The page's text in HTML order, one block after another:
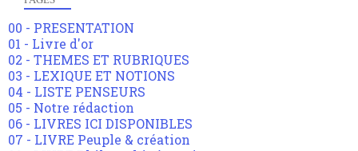
00 - PRESENTATION
01 - Livre d'or
02 - THEMES ET RUBRIQUES
03 - LEXIQUE ET NOTIONS
04 - LISTE PENSEURS
05 - Notre rédaction
06 - LIVRES ICI DISPONIBLES
07 - LIVRE Peuple & création